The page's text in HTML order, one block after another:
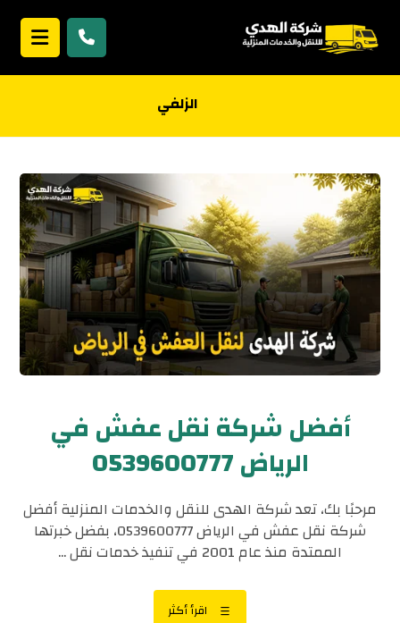
الزلفي
أفضل شركة نقل عفش في
الرياض 0539600777
مرحبًا بك، تعد شركة الهدى للنقل والخدمات المنزلية أفضل
شركة نقل عفش في الرياض 0539600777، بفضل خبرتها
الممتدة منذ عام 2001 في تنفيذ خدمات نقل ...
اقرأ أكثر